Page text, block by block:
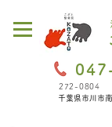
272-0804
千葉県市川市